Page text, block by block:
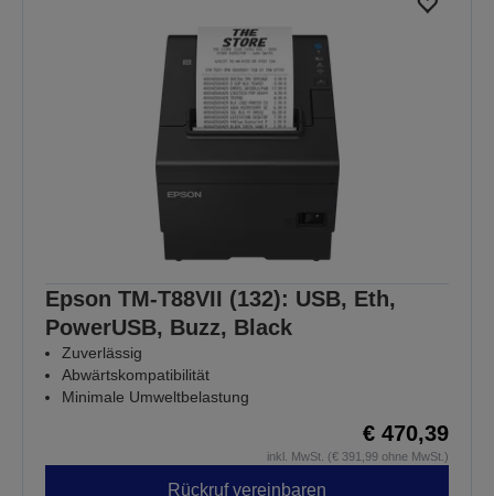
Epson TM-T88VII (132): USB, Eth,
PowerUSB, Buzz, Black
Zuverlässig
Abwärtskompatibilität
Minimale Umweltbelastung
€ 470,39
inkl. MwSt. (€ 391,99 ohne MwSt.)
Rückruf vereinbaren